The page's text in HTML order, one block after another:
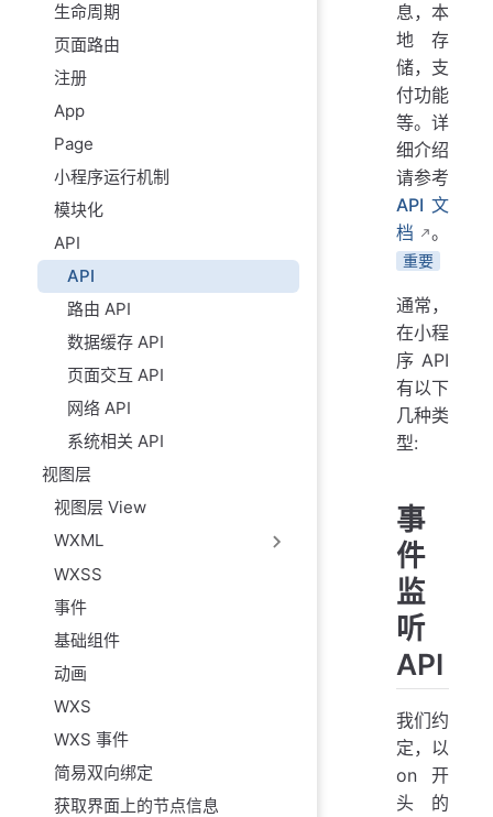
生命周期
页面路由
注册
App
Page
小程序运行机制
模块化
API
API
路由 API
数据缓存 API
页面交互 API
网络 API
系统相关 API
视图层
视图层 View
WXML
WXSS
事件
基础组件
动画
WXS
WXS 事件
简易双向绑定
获取界面上的节点信息
息，本
地存
储，支
付功能
等。详
细介绍
请参考
API 文
档
。
重要
通常，
在小程
序 API
有以下
几种类
型:
事
件
监
听
API
我们约
定，以
on 开
头的